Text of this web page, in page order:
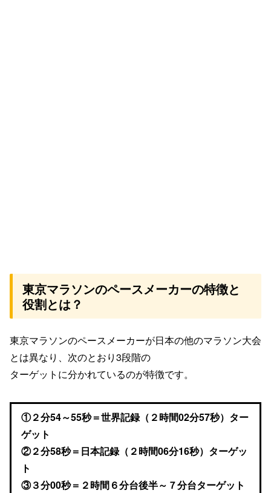
東京マラソンのペースメーカーの特徴と
役割とは？
東京マラソンのペースメーカーが日本の他のマラソン大会
とは異なり、 次のとおり3段階の
ターゲットに分かれているのが特徴です。
①２分54～55秒＝世界記録（２時間02分57秒）ター
ゲット
②２分58秒＝日本記録（２時間06分16秒）ターゲッ
ト
③３分00秒＝２時間６分台後半～７分台ターゲット